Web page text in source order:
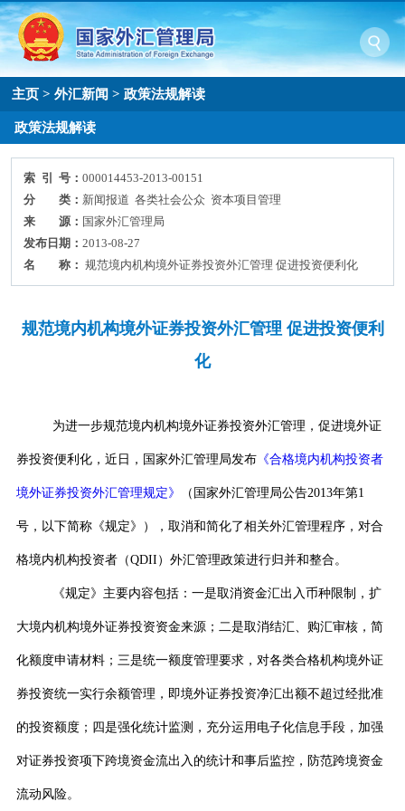
主页 >外汇新闻 >政策法规解读
政策法规解读
索 引 号：000014453-2013-00151
分 类： 新闻报道 各类社会公众 资本项目管理
来 源： 国家外汇管理局
发布日期：2013-08-27
名 称： 规范境内机构境外证券投资外汇管理 促进投资便利化
规范境内机构境外证券投资外汇管理 促进投资便利
化
为进一步规范境内机构境外证券投资外汇管理， 促进境外证
券投资便利化，近日，国家外汇管理局发布《合格境内机构投资者
境外证券投资外汇管理规定》 （国家外汇管理局公告2013年第1
号，以下简称《规定》），取消和简化了相关外汇管理程序，对合
格境内机构投资者（QDII ）外汇管理政策进行归并和整合。
《规定》主要内容包括：一是取消资金汇出入币种限制，扩
大境内机构境外证券投资资金来源；二是取消结汇、购汇审核，简
化额度申请材料；三是统一额度管理要求，对各类合格机构境外证
券投资统一实行余额管理，即境外证券投资净汇出额不超过经批准
的投资额度；四是强化统计监测，充分运用电子化信息手段，加强
对证券投资项下跨境资金流出入的统计和事后监控，防范跨境资金
流动风险。